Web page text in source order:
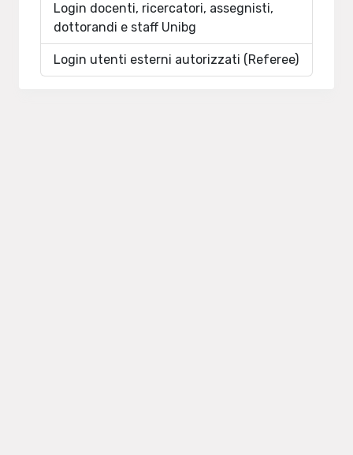
Login docenti, ricercatori, assegnisti,
dottorandi e staff Unibg
Login utenti esterni autorizzati (Referee)